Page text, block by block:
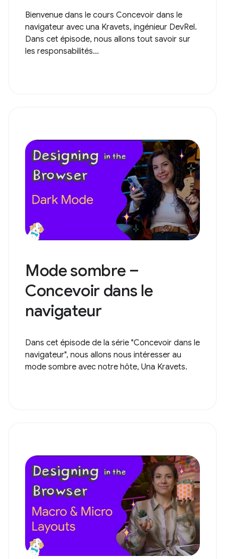
Bienvenue dans le cours Concevoir dans le
navigateur avec una Kravets, ingénieur DevRel.
Dans cet épisode, nous allons tout savoir sur
les responsabilités...
Mode sombre –
Concevoir dans le
navigateur
Dans cet épisode de la série "Concevoir dans le
navigateur", nous allons nous intéresser au
mode sombre avec notre hôte, Una Kravets.